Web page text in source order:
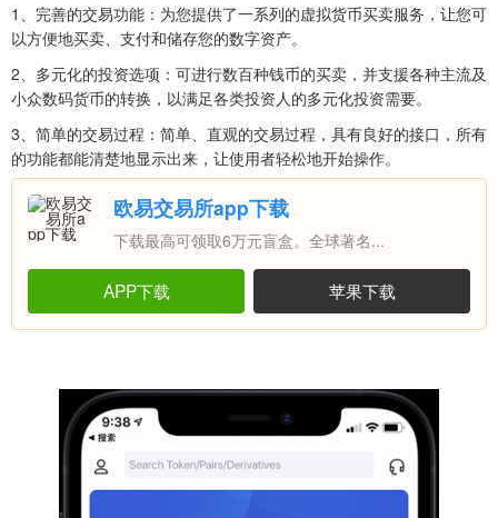
1、完善的交易功能：为您提供了一系列的虚拟货币买卖服务，让您可
以方便地买卖、支付和储存您的数字资产。
2、多元化的投资选项：可进行数百种钱币的买卖，并支援各种主流及
小众数码货币的转换，以满足各类投资人的多元化投资需要。
3、简单的交易过程：简单、直观的交易过程，具有良好的接口，所有
的功能都能清楚地显示出来，让使用者轻松地开始操作。
欧易交易所app下载
下载最高可领取6万元盲盒。全球著名...
APP下载 苹果下载